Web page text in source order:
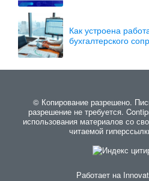
Как устроена
бухгалтерского
© Копирование разрешено.
разрешение не требуется.
использования материалов со
читаемой
Работает на